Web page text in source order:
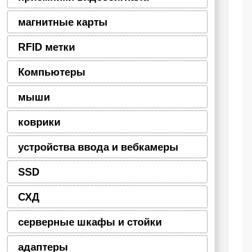
магнитные карты
RFID метки
Компьютеры
мыши
коврики
устройства ввода и вебкамеры
SSD
СХД
серверные шкафы и стойки
адаптеры